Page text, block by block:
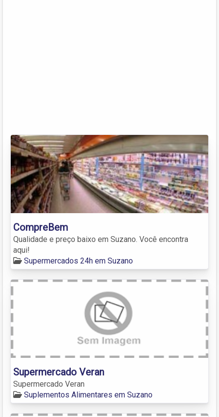
CompreBem
Qualidade e preço baixo em Suzano. Você encontra
aqui!
Supermercados 24h em Suzano
Supermercado Veran
Supermercado Veran
Suplementos Alimentares em Suzano